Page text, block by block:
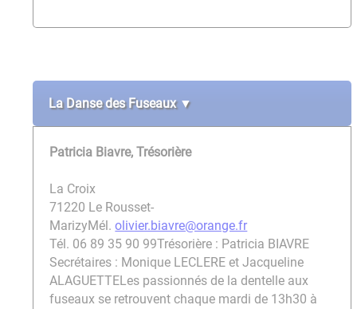
La Danse des Fuseaux ▼
Patricia Biavre, Trésorière
La Croix
71220 Le Rousset-
MarizyMél.olivier.biavre@orange.fr
Tél. 06 89 35 90 99Trésorière : Patricia BIAVRE
Secrétaires : Monique LECLERE et Jacqueline
ALAGUETTELes passionnés de la dentelle aux
fuseaux se retrouvent chaque mardi de 13h30 à